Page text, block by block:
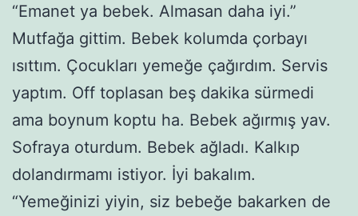
“Emanet ya bebek. Almasan daha iyi.”
Mutfağa gittim. Bebek kolumda çorbayı
ısıttım. Çocukları yemeğe çağırdım. Servis
yaptım. Off toplasan beş dakika sürmedi
ama boynum koptu ha. Bebek ağırmış yav.
Sofraya oturdum. Bebek ağladı. Kalkıp
dolandırmamı istiyor. İyi bakalım.
“Yemeğinizi yiyin, siz bebeğe bakarken de